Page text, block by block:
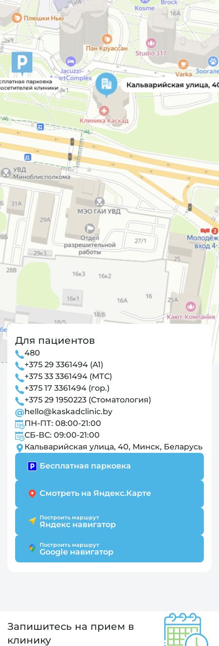
Для пациентов
480
+375 29 3361494 (А1)
+375 33 3361494 (МТС)
+375 17 3361494 (гор.)
+375 29 1950223 (Стоматология)
hello@kaskadclinic.by
ПН-ПТ: 08:00-21:00
СБ-ВС: 09:00-21:00
Кальварийская улица, 40, Минск, Беларусь
Бесплатная парковка
Смотреть на Яндекс.Карте
Построить маршрут
Яндекс навигатор
Построить маршрут
Google навигатор
Запишитесь на прием в
клинику